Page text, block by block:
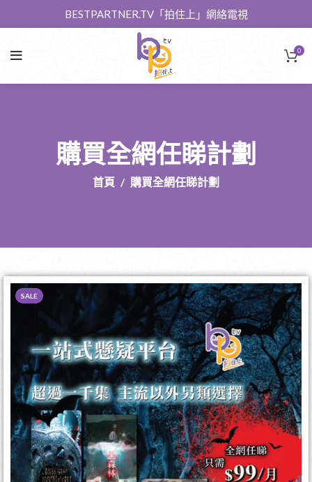
BESTPARTNER.TV「拍住上」網絡電視
0
購買全網任睇計劃
首頁 購買全網任睇計劃
SALE